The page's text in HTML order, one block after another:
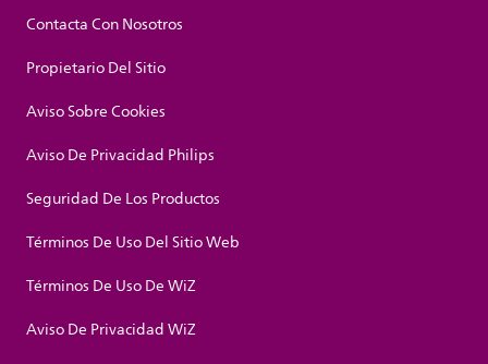
Contacta Con Nosotros
Propietario Del Sitio
Aviso Sobre Cookies
Aviso De Privacidad Philips
Seguridad De Los Productos
Términos De Uso Del Sitio Web
Términos De Uso De WiZ
Aviso De Privacidad WiZ